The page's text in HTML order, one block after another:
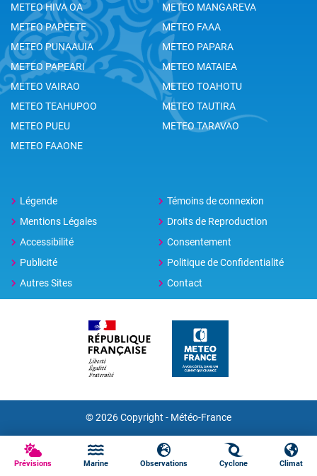
Prévisions Marine Observations Cyclone Climat
METEO HIVA OA
METEO MANGAREVA
METEO PAPEETE
METEO FAAA
METEO PUNAAUIA
METEO PAPARA
METEO PAPEARI
METEO MATAIEA
METEO VAIRAO
METEO TOAHOTU
METEO TEAHUPOO
METEO TAUTIRA
METEO PUEU
METEO TARAVAO
METEO FAAONE
Légende
Témoins de connexion
Mentions Légales
Droits de Reproduction
Accessibilité
Consentement
Publicité
Politique de Confidentialité
Autres Sites
Contact
© 2026 Copyright - Météo-France